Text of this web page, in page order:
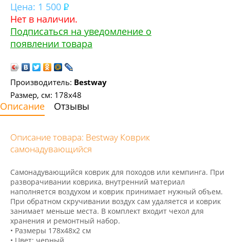
Цена: 1 500
Нет в наличии.
Подписаться на уведомление о
появлении товара
Производитель: Bestway
Размер, см: 178х48
Описание Отзывы
Описание товара: Bestway Коврик
самонадувающийся
Самонадувающийся коврик для походов или кемпинга. При
разворачивании коврика, внутренний материал
наполняется воздухом и коврик принимает нужный объем.
При обратном скручивании воздух сам удаляется и коврик
занимает меньше места. В комплект входит чехол для
хранения и ремонтный набор.
• Размеры 178х48х2 см